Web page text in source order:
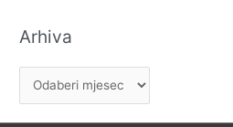
o
Arhiva
r